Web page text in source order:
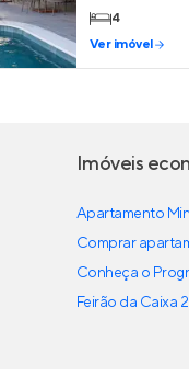
4
Ver imóvel
Imóveis
Apartamento
Comprar
Conheça o
Feirão da Caixa